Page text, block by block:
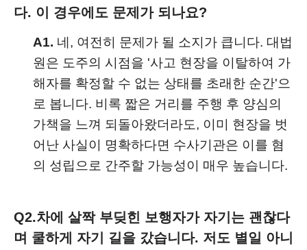
다. 이 경우에도 문제가 되나요?
A1. 네, 여전히 문제가 될 소지가 큽니다. 대법
원은 도주의 시점을 '사고 현장을 이탈하여 가
해자를 확정할 수 없는 상태를 초래한 순간'으
로 봅니다. 비록 짧은 거리를 주행 후 양심의
가책을 느껴 되돌아왔더라도, 이미 현장을 벗
어난 사실이 명확하다면 수사기관은 이를 혐
의 성립으로 간주할 가능성이 매우 높습니다.
Q2.차에 살짝 부딪힌 보행자가 자기는 괜찮다
며 쿨하게 자기 길을 갔습니다. 저도 별일 아니